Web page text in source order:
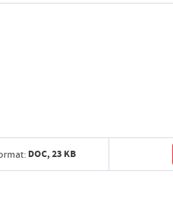
DOC,23 KB